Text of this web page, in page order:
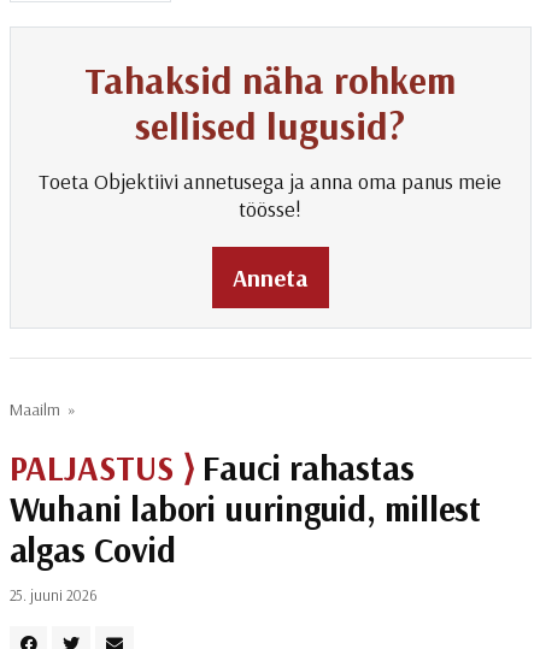
Tahaksid näha rohkem
sellised lugusid?
Toeta Objektiivi annetusega ja anna oma panus meie
töösse!
Anneta
Maailm »
PALJASTUS ⟩ Fauci rahastas
Wuhani labori uuringuid, millest
algas Covid
25. juuni 2026